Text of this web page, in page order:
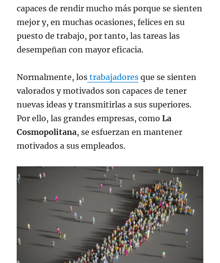
capaces de rendir mucho más porque se sienten
mejor y, en muchas ocasiones, felices en su
puesto de trabajo, por tanto, las tareas las
desempeñan con mayor eficacia.
Normalmente, los trabajadores que se sienten
valorados y motivados son capaces de tener
nuevas ideas y transmitirlas a sus superiores.
Por ello, las grandes empresas, como La
Cosmopolitana, se esfuerzan en mantener
motivados a sus empleados.